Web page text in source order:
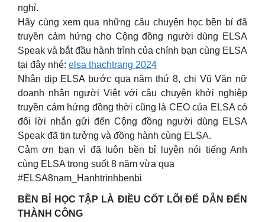
nghỉ.
Hãy cùng xem qua những câu chuyện học bền bỉ đã
truyền cảm hứng cho Cộng đồng người dùng ELSA
Speak và bắt đầu hành trình của chính bạn cùng ELSA
tại đây nhé: elsa thachtrang 2024
Nhân dịp ELSA bước qua năm thứ 8, chị Vũ Văn nữ
doanh nhân người Việt với câu chuyện khởi nghiệp
truyền cảm hứng đồng thời cũng là CEO của ELSA có
đôi lời nhắn gửi đến Cộng đồng người dùng ELSA
Speak đã tin tưởng và đồng hành cùng ELSA.
Cảm ơn bạn vì đã luôn bền bỉ luyện nói tiếng Anh
cùng ELSA trong suốt 8 năm vừa qua
#ELSA8nam_Hanhtrinhbenbi
BỀN BỈ HỌC TẬP LÀ ĐIỀU CỐT LÕI ĐỂ DẪN ĐẾN
THÀNH CÔNG